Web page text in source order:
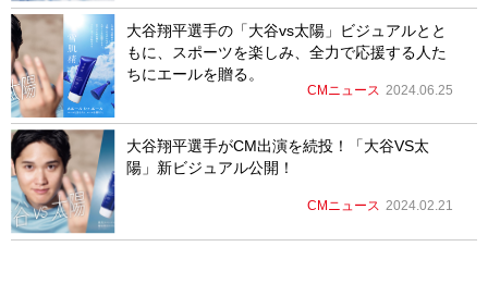
大谷翔平選手の「大谷vs太陽」ビジュアルとと
もに、スポーツを楽しみ、全力で応援する人た
ちにエールを贈る。
CMニュース 2024.06.25
大谷翔平選手がCM出演を続投！「大谷VS太
陽」新ビジュアル公開！
CMニュース 2024.02.21